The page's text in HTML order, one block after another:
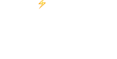
Clase en vivo 20 de